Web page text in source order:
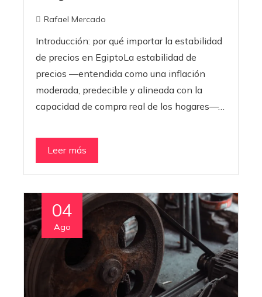
Rafael Mercado
Introducción: por qué importar la estabilidad
de precios en EgiptoLa estabilidad de
precios —entendida como una inflación
moderada, predecible y alineada con la
capacidad de compra real de los hogares—…
Leer más
04
Ago